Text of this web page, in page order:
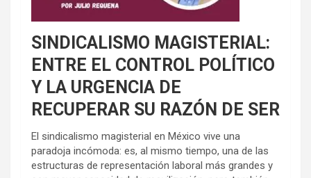
SINDICALISMO MAGISTERIAL:
ENTRE EL CONTROL POLÍTICO
Y LA URGENCIA DE
RECUPERAR SU RAZÓN DE SER
El sindicalismo magisterial en México vive una
paradoja incómoda: es, al mismo tiempo, una de las
estructuras de representación laboral más grandes y